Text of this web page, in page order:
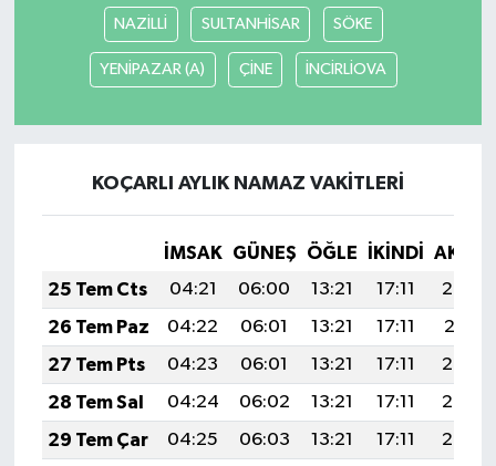
NAZİLLİ SULTANHİSAR SÖKE
YENİPAZAR (A) ÇİNE İNCİRLİOVA
KOÇARLI AYLIK NAMAZ VAKITLERI
İMSAK GÜNEŞ ÖĞLE İKINDI
25 Tem Cts
04:21 06:00 13:21 17:11
20:32
26 Tem Paz
04:22 06:01 13:21 17:11
20:31
27 Tem Pts
04:23 06:01 13:21 17:11
20:30
28 Tem Sal
04:24 06:02 13:21 17:11
20:29
29 Tem Çar
04:25 06:03 13:21 17:11
20:28